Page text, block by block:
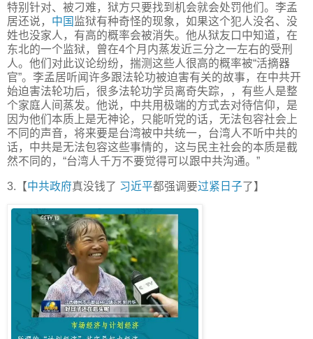
特别针对、被刁难，狱方只要找到机会就会处罚他们。李孟
居还说， 中国 监狱有种奇怪的现象，如果这个犯人没名、没
姓也没家人，有高的概率会被消失。他从狱友口中知道，在
东北的一个监狱，曾在4个月内蒸发近三分之一左右的受刑
人。他们对此议论纷纷，揣测这些人很高的概率被“活摘器
官”。李孟居听闻许多跟法轮功被迫害有关的故事，在中共开
始迫害法轮功后，很多法轮功学员离奇失踪，，有些人是整
个家庭人间蒸发。他说，中共用极端的方式去对待信仰，是
因为他们本质上是无神论，只能听党的话，无法包容社会上
不同的声音，将来要是台湾被中共统一，台湾人不听中共的
话，中共是无法包容这些事情的，这与民主社会的本质是截
然不同的，“台湾人千万不要觉得可以跟中共沟通。”
3.【中共政府真没钱了 习近平都强调要过紧日子了】